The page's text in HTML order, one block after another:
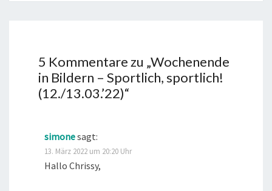
5 Kommentare zu „Wochenende
in Bildern – Sportlich, sportlich!
(12./13.03.’22)“
simonesagt:
13. März 2022 um 20:20 Uhr
Hallo Chrissy,